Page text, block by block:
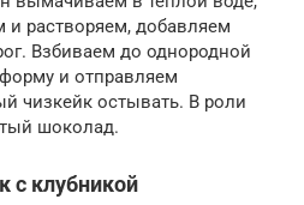
и растворяем, добавляем
Взбиваем до однородной
и отправляем
чизкейк остывать. В роли
шоколад.
с клубникой